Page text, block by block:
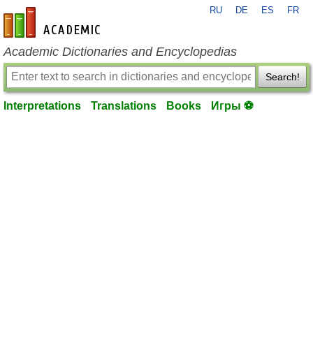
en-academic.com
RU DE ES FR
Academic Dictionaries and Encyclopedias
Search!
Interpretations Translations Books Игры ⚽